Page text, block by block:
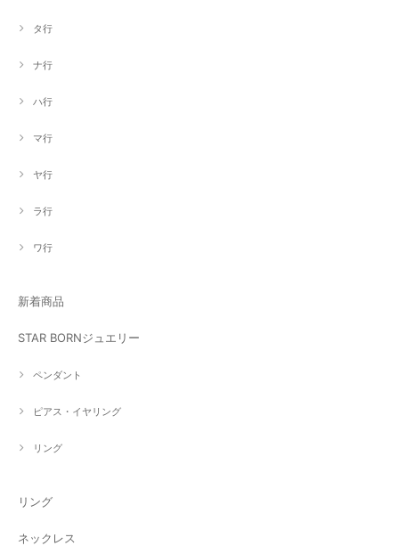
タ行
ナ行
ハ行
マ行
ヤ行
ラ行
ワ行
新着商品
STAR BORNジュエリー
ペンダント
ピアス・イヤリング
リング
リング
ネックレス